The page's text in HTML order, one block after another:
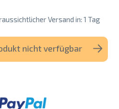
Versand in: 1 Tag
nicht verfügbar